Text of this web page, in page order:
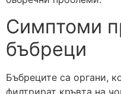
Симптоми
бъбреци
Бъбреците са органи,
филтрират кръвта на